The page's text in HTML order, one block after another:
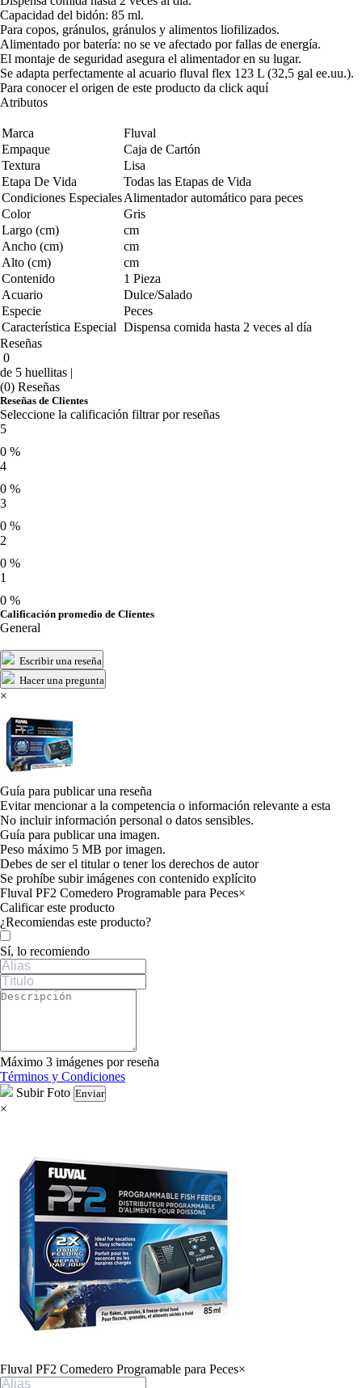
Capacidad del bidón: 85 ml.
Para copos, gránulos, gránulos y alimentos liofilizados.
Alimentado por batería: no se ve afectado por fallas de energía.
El montaje de seguridad asegura el alimentador en su lugar.
Se adapta perfectamente al acuario fluval flex 123 L (32,5 gal ee.uu.).
Para conocer el origen de este producto da click aquí
Atributos
Marca
Fluval
Empaque
Caja de Cartón
Textura
Lisa
Etapa De Vida
Todas las Etapas de Vida
Condiciones EspecialesAlimentador automático para peces
Color
Gris
Largo (cm)
cm
Ancho (cm)
cm
Alto (cm)
cm
Contenido
1 Pieza
Acuario
Dulce/Salado
Especie
Peces
Característica Especial Dispensa comida hasta 2 veces al día
Reseñas
0
de 5 huellitas |
(0) Reseñas
Reseñas de Clientes
Seleccione la calificación filtrar por reseñas
5
0 %
4
0 %
3
0 %
2
0 %
1
0 %
Calificación promedio de Clientes
General
Escribir una reseña
Hacer una pregunta
×
Guía para publicar una reseña
Evitar mencionar a la competencia o información relevante a esta
No incluir información personal o datos sensibles.
Guía para publicar una imagen.
Peso máximo 5 MB por imagen.
Debes de ser el titular o tener los derechos de autor
Se prohíbe subir imágenes con contenido explícito
Fluval PF2 Comedero Programable para Peces×
Calificar este producto
Tu valoración
¿Recomiendas este producto?
Sí, lo recomiendo
Máximo 3 imágenes por reseña
Términos y Condiciones
Subir Foto Enviar
×
Fluval PF2 Comedero Programable para Peces×